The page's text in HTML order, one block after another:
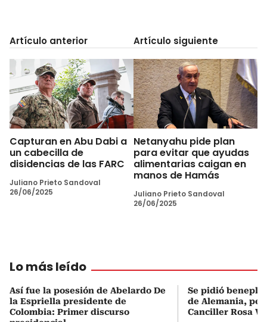
Artículo anterior
Capturan en Abu Dabi a
un cabecilla de
disidencias de las FARC
Juliano Prieto Sandoval
26/06/2025
Artículo siguiente
Netanyahu pide plan
para evitar que ayudas
alimentarias caigan en
manos de Hamás
Juliano Prieto Sandoval
26/06/2025
Lo más leído
Así fue la posesión de Abelardo De
la Espriella presidente de
Colombia: Primer discurso
Se pidió
de Alemania,
Canciller Rosa